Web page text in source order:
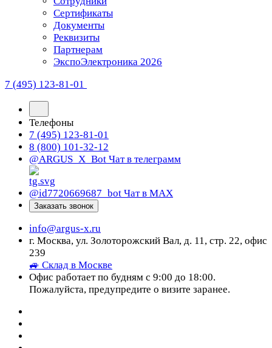
Сертификаты
Документы
Реквизиты
Партнерам
ЭкспоЭлектроника 2026
7 (495) 123-81-01
Телефоны
7 (495) 123-81-01
8 (800) 101-32-12
@ARGUS_X_Bot Чат в телеграмм
@id7720669687_bot Чат в МАХ
Заказать звонок
info@argus-x.ru
г. Москва, ул. Золоторожский Вал, д. 11, стр. 22, офис
239
🚙 Склад в Москве
Офис работает по будням с 9:00 до 18:00.
Пожалуйста, предупредите о визите заранее.